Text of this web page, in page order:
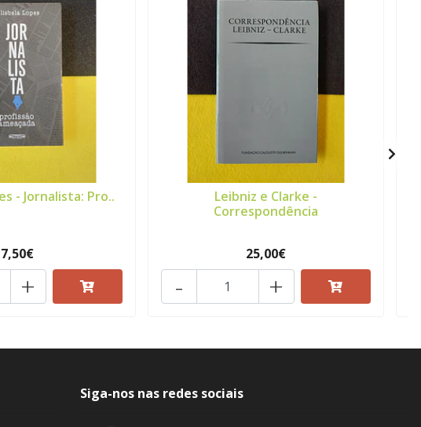
- Jornalista: Pro..
7,50€
+
Leibniz e Clarke -
Correspondência
25,00€
+
-
Siga-nos nas redes sociais